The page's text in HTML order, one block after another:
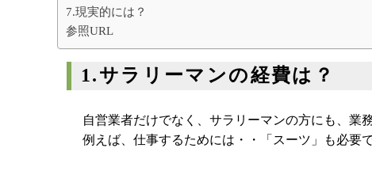
7.現実的には？
参照URL
1.サラリーマンの経費は？
自営業者だけでなく、サラリーマンの方にも、業
例えば、仕事するためには・・「スーツ」も必要